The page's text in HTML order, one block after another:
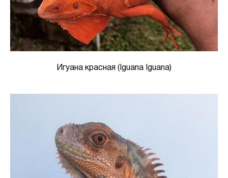
Игуана красная (Iguana Iguana)